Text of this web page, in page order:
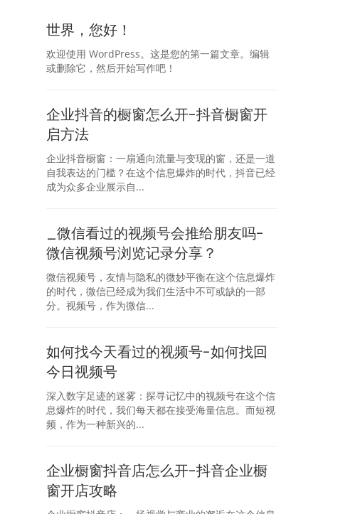
世界，您好！
欢迎使用 WordPress。这是您的第一篇文章。编辑
或删除它，然后开始写作吧！
企业抖音的橱窗怎么开-抖音橱窗开
启方法
企业抖音橱窗：一扇通向流量与变现的窗，还是一道
自我表达的门槛？在这个信息爆炸的时代，抖音已经
成为众多企业展示自...
_微信看过的视频号会推给朋友吗-
微信视频号浏览记录分享？
微信视频号，友情与隐私的微妙平衡在这个信息爆炸
的时代，微信已经成为我们生活中不可或缺的一部
分。视频号，作为微信...
如何找今天看过的视频号-如何找回
今日视频号
深入数字足迹的迷雾：探寻记忆中的视频号在这个信
息爆炸的时代，我们每天都在接受海量信息。而短视
频，作为一种新兴的...
企业橱窗抖音店怎么开-抖音企业橱
窗开店攻略